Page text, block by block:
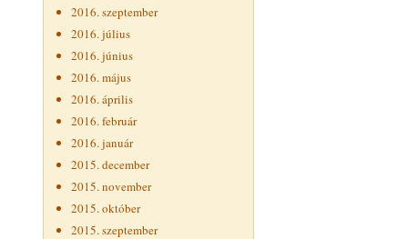
2016. szeptember
2016. július
2016. június
2016. május
2016. április
2016. február
2016. január
2015. december
2015. november
2015. október
2015. szeptember